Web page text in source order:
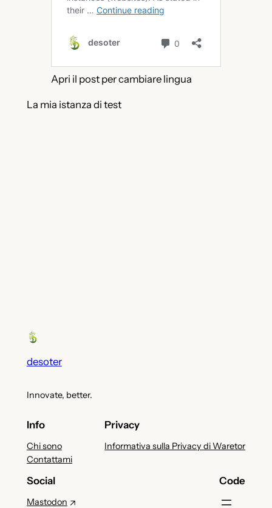
Apri il post per cambiare lingua
La mia istanza di test
desoter
Innovate, better.
Info
Chi sono
Contattami
Privacy
Informativa sulla Privacy di Waretor
Social
Mastodon
Code